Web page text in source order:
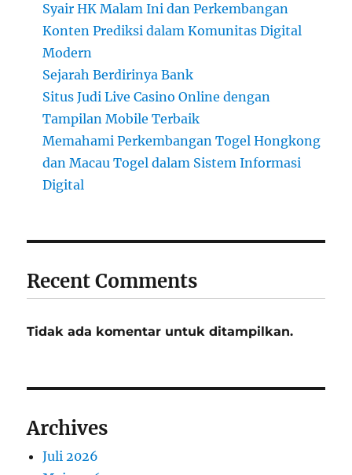
Syair HK Malam Ini dan Perkembangan
Konten Prediksi dalam Komunitas Digital
Modern
Sejarah Berdirinya Bank
Situs Judi Live Casino Online dengan
Tampilan Mobile Terbaik
Memahami Perkembangan Togel Hongkong
dan Macau Togel dalam Sistem Informasi
Digital
Recent Comments
Tidak ada komentar untuk ditampilkan.
Archives
Juli 2026